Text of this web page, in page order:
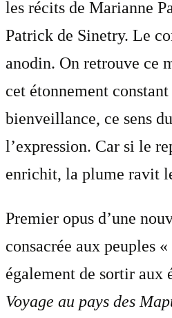
les récits de Marianne
Patrick de Sinetry. Le
anodin. On retrouve ce
cet étonnement
bienveillance, ce sens
l’expression. Car si le
enrichit, la plume ravit
Premier opus d’une
consacrée aux peuples
également de sortir aux
Voyage au pays des